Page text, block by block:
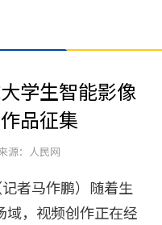
学生智能影像
品征集
源：人民网
者马作鹏）随着生
域，视频创作正在经